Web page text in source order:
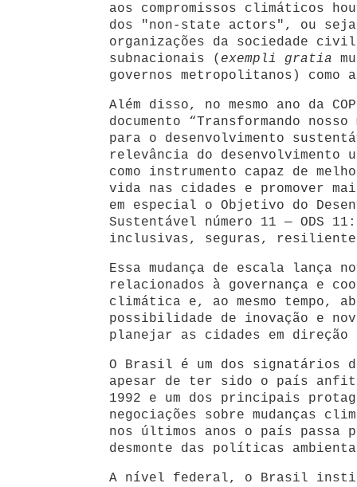
aos compromissos climáticos
dos "non-state actors", ou
organizações da sociedade
subnacionais ( exempli gratia
governos metropolitanos) como
Além disso, no mesmo ano da
documento “Transformando
para o desenvolvimento
relevância do desenvolvimento
como instrumento capaz de
vida nas cidades e promover
em especial o Objetivo do
Sustentável número 11 — ODS
inclusivas, seguras,
Essa mudança de escala lança
relacionados à governança e
climática e, ao mesmo tempo,
possibilidade de inovação e
planejar as cidades em
O Brasil é um dos signatários
apesar de ter sido o país
1992 e um dos principais
negociações sobre mudanças
nos últimos anos o país passa
desmonte das políticas
A nível federal, o Brasil